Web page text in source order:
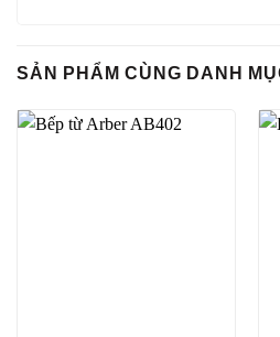
SẢN PHẨM CÙNG DANH